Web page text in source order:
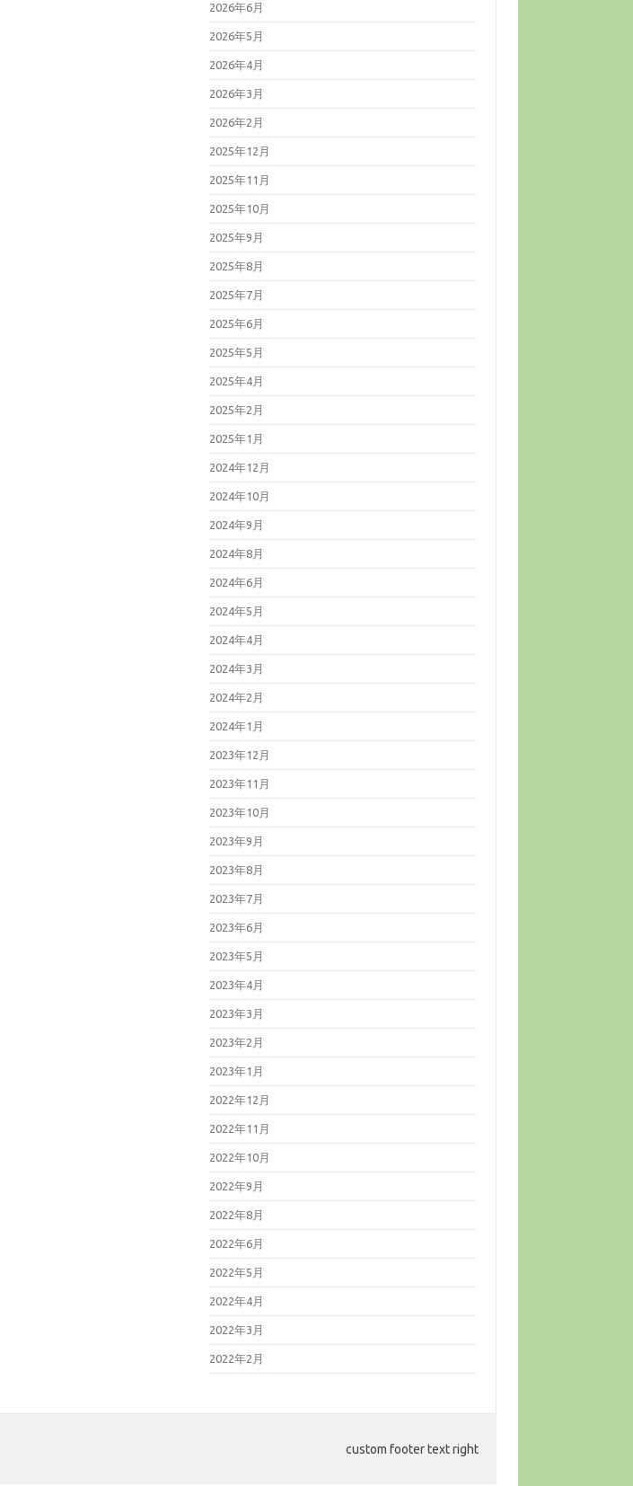
2026年6月
2026年5月
2026年4月
2026年3月
2026年2月
2025年12月
2025年11月
2025年10月
2025年9月
2025年8月
2025年7月
2025年6月
2025年5月
2025年4月
2025年2月
2025年1月
2024年12月
2024年10月
2024年9月
2024年8月
2024年6月
2024年5月
2024年4月
2024年3月
2024年2月
2024年1月
2023年12月
2023年11月
2023年10月
2023年9月
2023年8月
2023年7月
2023年6月
2023年5月
2023年4月
2023年3月
2023年2月
2023年1月
2022年12月
2022年11月
2022年10月
2022年9月
2022年8月
2022年6月
2022年5月
2022年4月
2022年3月
2022年2月
custom footer text right